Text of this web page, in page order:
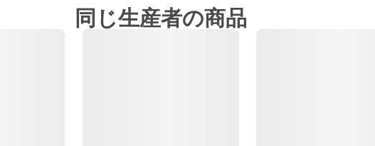
同じ生産者の商品